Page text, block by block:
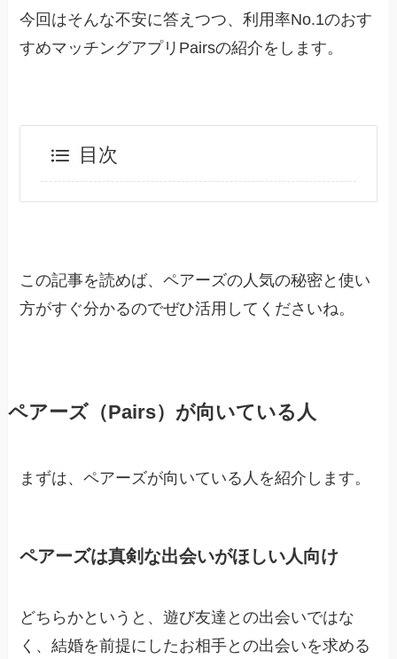
今回はそんな不安に答えつつ、利用率No.1のおす
すめマッチングアプリPairsの紹介をします。
目次
この記事を読めば、ペアーズの人気の秘密と使い
方がすぐ分かるのでぜひ活用してくださいね。
ペアーズ（Pairs）が向いている人
まずは、ペアーズが向いている人を紹介します。
ペアーズは真剣な出会いがほしい人向け
どちらかというと、遊び友達との出会いではな
く、結婚を前提にしたお相手との出会いを求める